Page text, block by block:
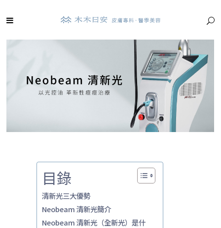
目錄
清新光三大優勢
Neobeam 清新光簡介
Neobeam 清新光（全新光）是什